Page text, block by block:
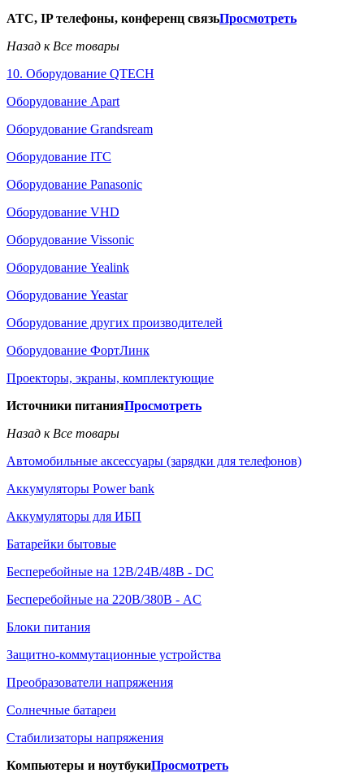
АТС, IP телефоны, конференц связьПросмотреть
Назад к Все товары
10. Оборудование QTECH
Оборудование Apart
Оборудование Grandsream
Оборудование ITC
Оборудование Panasonic
Оборудование VHD
Оборудование Vissonic
Оборудование Yealink
Оборудование Yeastar
Оборудование других производителей
Оборудование ФортЛинк
Проекторы, экраны, комплектующие
Источники питанияПросмотреть
Назад к Все товары
Автомобильные аксессуары (зарядки для телефонов)
Аккумуляторы Power bank
Аккумуляторы для ИБП
Батарейки бытовые
Бесперебойные на 12В/24В/48В - DC
Бесперебойные на 220В/380В - AC
Блоки питания
Защитно-коммутационные устройства
Преобразователи напряжения
Солнечные батареи
Стабилизаторы напряжения
Компьютеры и ноутбукиПросмотреть